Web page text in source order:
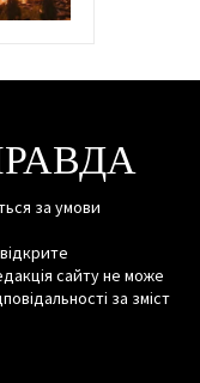
за умови
сайту не може
за зміст